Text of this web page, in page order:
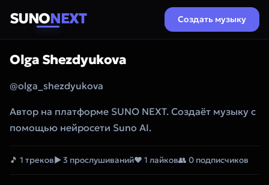
SUNONEXT Создать музыку
Olga Shezdyukova
@olga_shezdyukova
Автор на платформе SUNO NEXT. Создаёт музыку с
помощью нейросети Suno AI.
🎵 1 треков▶ 3 прослушиваний❤ 1 лайков👥 0 подписчиков